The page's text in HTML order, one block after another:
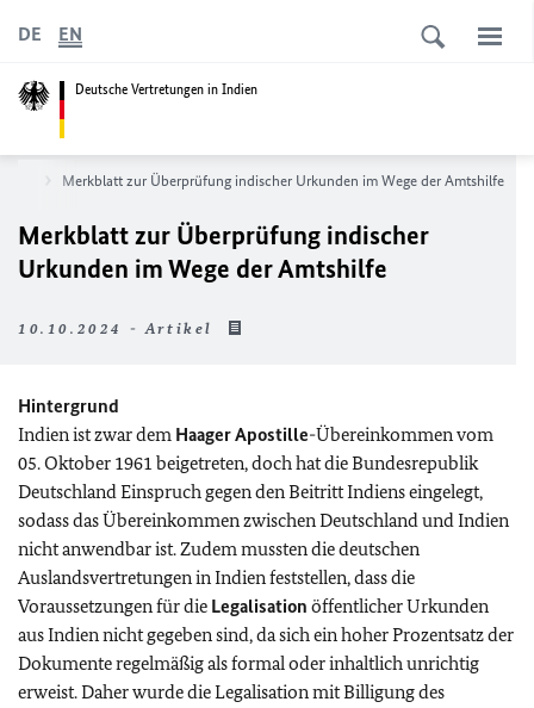
Deutsche Vertretungen in Indien
DE EN
Merkblatt zur Überprüfung indischer Urkunden im Wege der Amtshilfe
Merkblatt zur Überprüfung indischer
Urkunden im Wege der Amtshilfe
10.10.2024 - Artikel
Hintergrund
Indien ist zwar dem Haager Apostille-Übereinkommen vom
05. Oktober 1961 beigetreten, doch hat die Bundesrepublik
Deutschland Einspruch gegen den Beitritt Indiens eingelegt,
sodass das Übereinkommen zwischen Deutschland und Indien
nicht anwendbar ist. Zudem mussten die deutschen
Auslandsvertretungen in Indien feststellen, dass die
Voraussetzungen für die Legalisation öffentlicher Urkunden
aus Indien nicht gegeben sind, da sich ein hoher Prozentsatz der
Dokumente regelmäßig als formal oder inhaltlich unrichtig
erweist. Daher wurde die Legalisation mit Billigung des